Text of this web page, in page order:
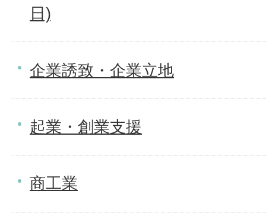
日)
企業誘致・企業立地
起業・創業支援
商工業